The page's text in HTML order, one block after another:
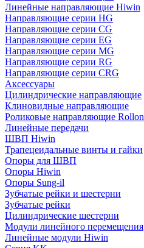
Линейные направляющие Hiwin
Направляющие серии HG
Направляющие серии CG
Направляющие серии EG
Направляющие серии MG
Направляющие серии RG
Направляющие серии CRG
Аксессуары
Цилиндрические направляющие
Клиновидные направляющие
Роликовые направляющие Rollon
Линейные передачи
ШВП Hiwin
Трапецеидальные винты и гайки
Опоры для ШВП
Опоры Hiwin
Опоры Sung-il
Зубчатые рейки и шестерни
Зубчатые рейки
Цилиндрические шестерни
Модули линейного перемещения
Линейные модули Hiwin